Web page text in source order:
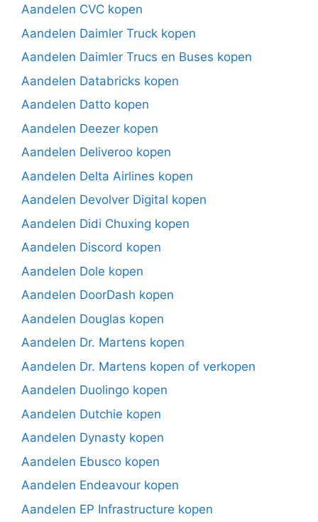
Aandelen CVC kopen
Aandelen Daimler Truck kopen
Aandelen Daimler Trucs en Buses kopen
Aandelen Databricks kopen
Aandelen Datto kopen
Aandelen Deezer kopen
Aandelen Deliveroo kopen
Aandelen Delta Airlines kopen
Aandelen Devolver Digital kopen
Aandelen Didi Chuxing kopen
Aandelen Discord kopen
Aandelen Dole kopen
Aandelen DoorDash kopen
Aandelen Douglas kopen
Aandelen Dr. Martens kopen
Aandelen Dr. Martens kopen of verkopen
Aandelen Duolingo kopen
Aandelen Dutchie kopen
Aandelen Dynasty kopen
Aandelen Ebusco kopen
Aandelen Endeavour kopen
Aandelen EP Infrastructure kopen